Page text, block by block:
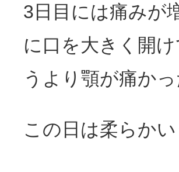
3日目には痛みが
に口を大きく開
うより顎が痛かっ
この日は柔らか